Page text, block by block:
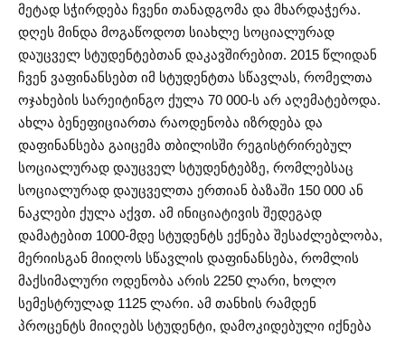
მეტად სჭირდება ჩვენი თანადგომა და მხარდაჭერა.
დღეს მინდა მოგაწოდოთ სიახლე სოციალურად
დაუცველ სტუდენტებთან დაკავშირებით. 2015 წლიდან
ჩვენ ვაფინანსებთ იმ სტუდენტთა სწავლას, რომელთა
ოჯახების სარეიტინგო ქულა 70 000-ს არ აღემატებოდა.
ახლა ბენეფიციართა რაოდენობა იზრდება და
დაფინანსება გაიცემა თბილისში რეგისტრირებულ
სოციალურად დაუცველ სტუდენტებზე, რომლებსაც
სოციალურად დაუცველთა ერთიან ბაზაში 150 000 ან
ნაკლები ქულა აქვთ. ამ ინიციატივის შედეგად
დამატებით 1000-მდე სტუდენტს ექნება შესაძლებლობა,
მერიისგან მიიღოს სწავლის დაფინანსება, რომლის
მაქსიმალური ოდენობა არის 2250 ლარი, ხოლო
სემესტრულად 1125 ლარი. ამ თანხის რამდენ
პროცენტს მიიღებს სტუდენტი, დამოკიდებული იქნება